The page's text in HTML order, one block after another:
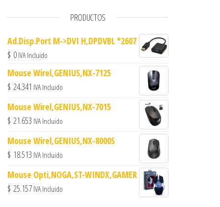
PRODUCTOS
Ad.Disp.Port M->DVI H,DPDVBL *2607
$ 0 IVA Incluido
Mouse Wirel,GENIUS,NX-7125
$ 24.341 IVA Incluido
Mouse Wirel,GENIUS,NX-7015
$ 21.653 IVA Incluido
Mouse Wirel,GENIUS,NX-8000S
$ 18.513 IVA Incluido
Mouse Opti,NOGA,ST-WINDX,GAMER
$ 25.157 IVA Incluido